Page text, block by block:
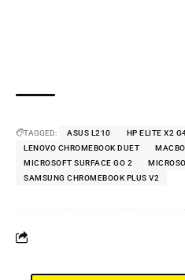
TAGGED: ASUS L210 HP ELITE X2
LENOVO CHROMEBOOK DUET
MICROSOFT SURFACE GO 2
SAMSUNG CHROMEBOOK PLUS V2